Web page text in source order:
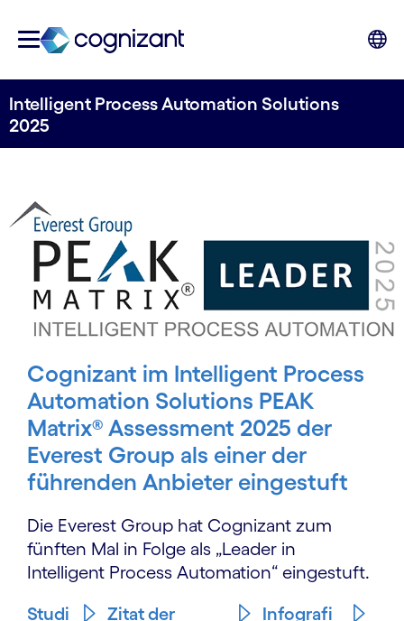
Intelligent Process Automation Solutions
2025
Cognizant im Intelligent Process
Automation Solutions PEAK
Matrix® Assessment 2025 der
Everest Group als einer der
führenden Anbieter eingestuft
Die Everest Group hat Cognizant zum
fünften Mal in Folge als „Leader in
Intelligent Process Automation“ eingestuft.
Studi
Zitat der
Infografi